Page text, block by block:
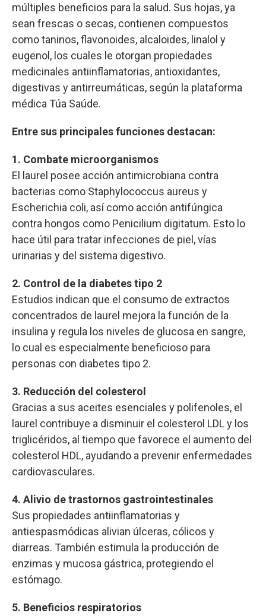
múltiples beneficios para la salud. Sus hojas, ya
sean frescas o secas, contienen compuestos
como taninos, flavonoides, alcaloides, linalol y
eugenol, los cuales le otorgan propiedades
medicinales antiinflamatorias, antioxidantes,
digestivas y antirreumáticas, según la plataforma
médica Túa Saúde.
Entre sus principales funciones destacan:
1. Combate microorganismos
El laurel posee acción antimicrobiana contra
bacterias como Staphylococcus aureus y
Escherichia coli, así como acción antifúngica
contra hongos como Penicilium digitatum. Esto lo
hace útil para tratar infecciones de piel, vías
urinarias y del sistema digestivo.
2. Control de la diabetes tipo 2
Estudios indican que el consumo de extractos
concentrados de laurel mejora la función de la
insulina y regula los niveles de glucosa en sangre,
lo cual es especialmente beneficioso para
personas con diabetes tipo 2.
3. Reducción del colesterol
Gracias a sus aceites esenciales y polifenoles, el
laurel contribuye a disminuir el colesterol LDL y los
triglicéridos, al tiempo que favorece el aumento del
colesterol HDL, ayudando a prevenir enfermedades
cardiovasculares.
4. Alivio de trastornos gastrointestinales
Sus propiedades antiinflamatorias y
antiespasmódicas alivian úlceras, cólicos y
diarreas. También estimula la producción de
enzimas y mucosa gástrica, protegiendo el
estómago.
5. Beneficios respiratorios